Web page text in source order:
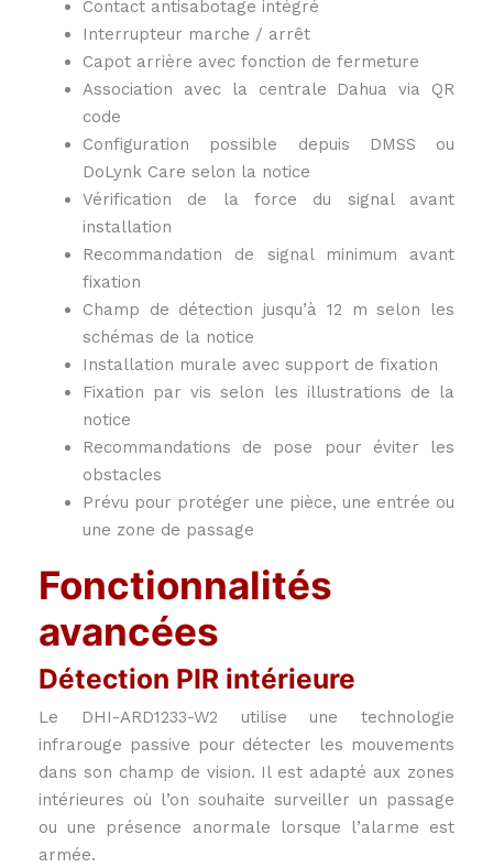
Contact antisabotage intégré
Interrupteur marche / arrêt
Capot arrière avec fonction de fermeture
Association avec la centrale Dahua via QR
code
Configuration possible depuis DMSS ou
DoLynk Care selon la notice
Vérification de la force du signal avant
installation
Recommandation de signal minimum avant
fixation
Champ de détection jusqu’à 12 m selon les
schémas de la notice
Installation murale avec support de fixation
Fixation par vis selon les illustrations de la
notice
Recommandations de pose pour éviter les
obstacles
Prévu pour protéger une pièce, une entrée ou
une zone de passage
Fonctionnalités
avancées
Détection PIR intérieure
Le DHI-ARD1233-W2 utilise une technologie
infrarouge passive pour détecter les mouvements
dans son champ de vision. Il est adapté aux zones
intérieures où l’on souhaite surveiller un passage
ou une présence anormale lorsque l’alarme est
armée.